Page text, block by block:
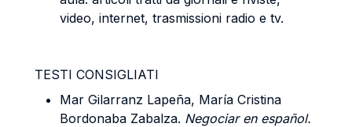
video, internet, trasmissioni radio e tv.
TESTI CONSIGLIATI
Mar Gilarranz Lapeña, María Cristina
Bordonaba Zabalza. Negociar en español.